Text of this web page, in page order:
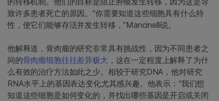
致许多患者死亡的原因。“你需要知道这些细胞具有什么特
性，使它们能够存活并发生转移，”Mancinelli说。
他解释道，骨肉瘤的研究非常具有挑战性，因为不同患者之
间的骨肉瘤细胞往往差异极大 ，这在一定程度上解释了为什
么有效的治疗方法如此之少。相较于研究DNA，他对研究
RNA水平上的基因表达变化尤其感兴趣。他表示：“我们想
知道这些细胞是如何变化的，并找出哪些基因是开启或关闭